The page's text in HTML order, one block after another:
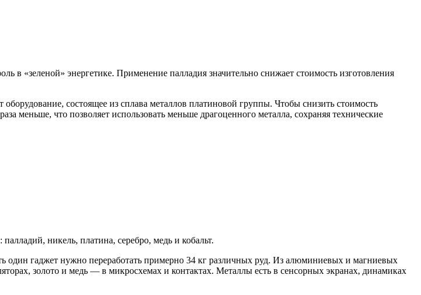
«зеленой» энергетике. Применение палладия значительно снижает стоимость изготовления
состоящее из сплава металлов платиновой группы. Чтобы снизить стоимость
меньше, что позволяет использовать меньше драгоценного металла, сохраняя технические
никель, платина, серебро, медь и кобальт.
один гаджет нужно переработать примерно 34 кг различных руд. Из алюминиевых и магниевых
золото и медь — в микросхемах и контактах. Металлы есть в сенсорных экранах, динамиках